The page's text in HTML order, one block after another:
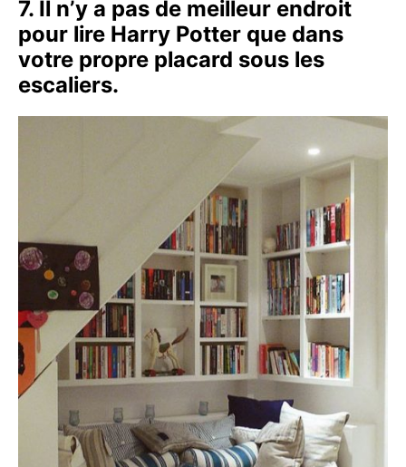
7. Il n’y a pas de meilleur endroit
pour lire Harry Potter que dans
votre propre placard sous les
escaliers.